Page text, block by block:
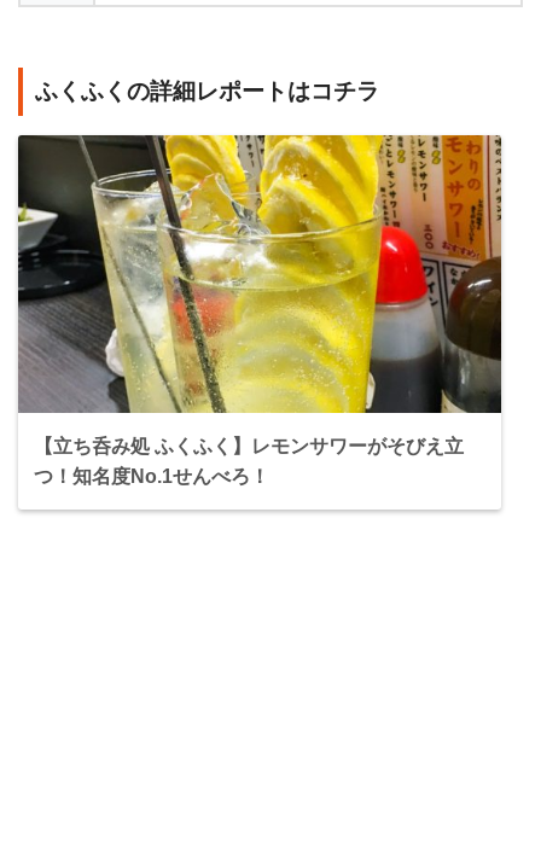
ふくふくの詳細レポートはコチラ
【立ち呑み処 ふくふく】レモンサワーがそびえ立
つ！知名度No.1せんべろ！